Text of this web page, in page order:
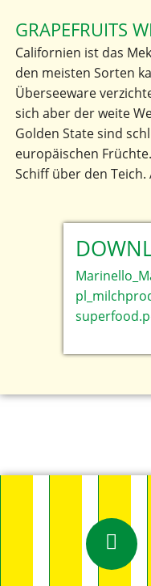
GRAPEFRUITS
Californien ist das
den meisten Sorten
Überseeware
sich aber der weite
Golden State sind
europäischen
Schiff über den Teich.